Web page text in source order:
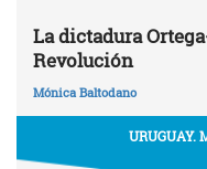
La dictadura
Revolución
Mónica Baltodano
URUGUAY.